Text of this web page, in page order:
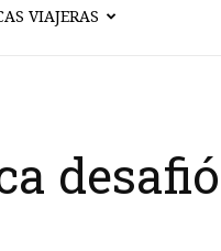
VIAJERAS
desafió